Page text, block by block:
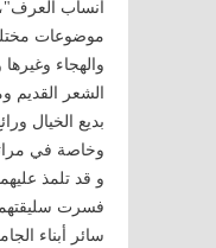
أنساب
موضوعات
والهجاء وغيرها
الشعر القديم
بديع الخيال
وخاصة في
و قد تلمذ
فسرت
سائر أبناء